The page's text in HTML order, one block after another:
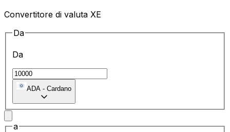
Convertitore di valuta XE
Da
Da
ADA - Cardano
a